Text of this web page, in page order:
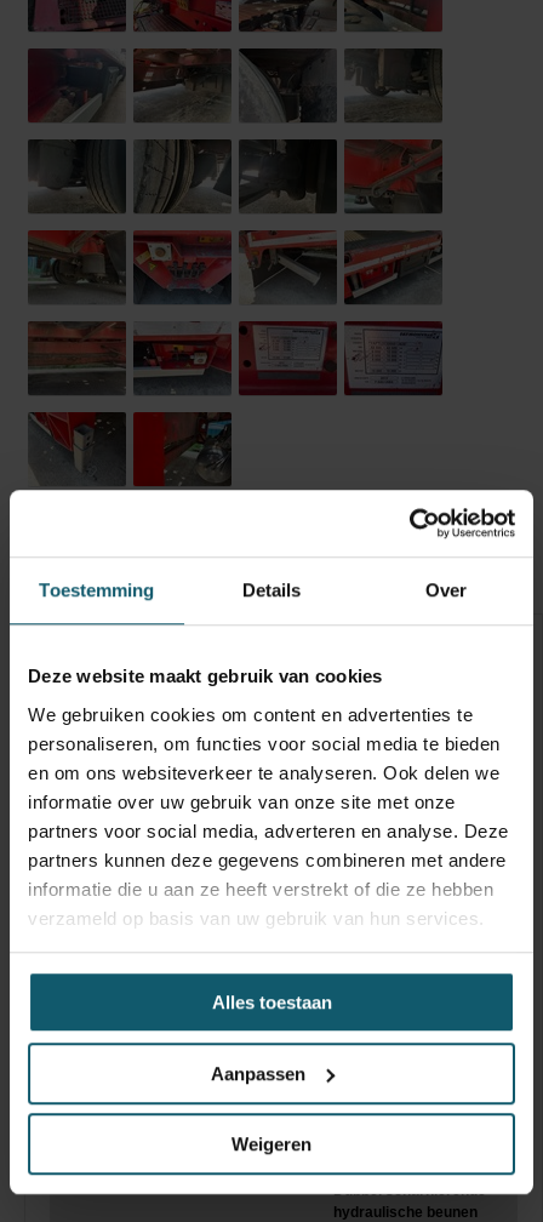
Toestemming Details Over
Deze website maakt gebruik van cookies
We gebruiken cookies om content en advertenties te
personaliseren, om functies voor social media te bieden
en om ons websiteverkeer te analyseren. Ook delen we
informatie over uw gebruik van onze site met onze
partners voor social media, adverteren en analyse. Deze
partners kunnen deze gegevens combineren met andere
informatie die u aan ze heeft verstrekt of die ze hebben
verzameld op basis van uw gebruik van hun services.
Alles toestaan
Aanpassen
Weigeren
Opbouw Opties Technische staat
Banden
Optische staat
Laadbaklengte 3721+9514
Breedte
Hoogte
Vloerhoogte 795
Hefvermogen
Dubbel scharnierende
hydraulische beunen